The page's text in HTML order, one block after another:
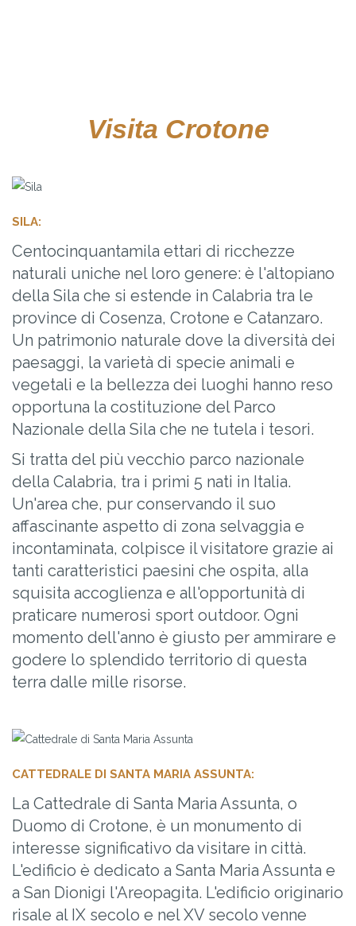
Visita Crotone
SILA:
Centocinquantamila ettari di ricchezze
naturali uniche nel loro genere: è l'altopiano
della Sila che si estende in Calabria tra le
province di Cosenza, Crotone e Catanzaro.
Un patrimonio naturale dove la diversità dei
paesaggi, la varietà di specie animali e
vegetali e la bellezza dei luoghi hanno reso
opportuna la costituzione del Parco
Nazionale della Sila che ne tutela i tesori.
Si tratta del più vecchio parco nazionale
della Calabria, tra i primi 5 nati in Italia.
Un'area che, pur conservando il suo
affascinante aspetto di zona selvaggia e
incontaminata, colpisce il visitatore grazie ai
tanti caratteristici paesini che ospita, alla
squisita accoglienza e all'opportunità di
praticare numerosi sport outdoor. Ogni
momento dell'anno è giusto per ammirare e
godere lo splendido territorio di questa
terra dalle mille risorse.
CATTEDRALE DI SANTA MARIA ASSUNTA:
La Cattedrale di Santa Maria Assunta, o
Duomo di Crotone, è un monumento di
interesse significativo da visitare in città.
L'edificio è dedicato a Santa Maria Assunta e
a San Dionigi l'Areopagita. L'edificio originario
risale al IX secolo e nel XV secolo venne